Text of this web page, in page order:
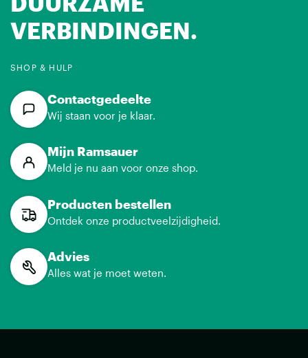
VERBINDINGEN.
SHOP & HULP
Contactgedeelte
Wij staan voor je klaar.
Mijn Ramsauer
Meld je nu aan voor onze shop.
Producten bestellen
Ontdek onze productveelzijdigheid.
Advies
Alles wat je moet weten.